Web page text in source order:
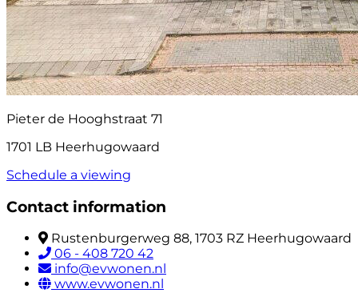
Pieter de Hooghstraat 71
1701 LB Heerhugowaard
Schedule a viewing
Contact information
Rustenburgerweg 88, 1703 RZ Heerhugowaard
06 - 408 720 42
info@evwonen.nl
www.evwonen.nl